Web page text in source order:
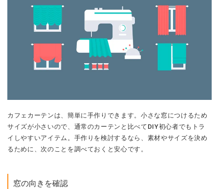
カフェカーテンは、簡単に手作りできます。小さな窓につけるため
サイズが小さいので、通常のカーテンと比べてDIY初心者でもトラ
イしやすいアイテム。手作りを検討するなら、素材やサイズを決め
るために、次のことを調べておくと安心です。
窓の向きを確認